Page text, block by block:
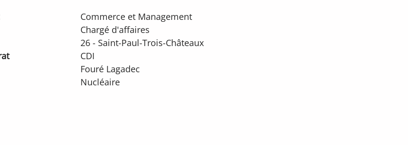
Commerce et Management
Chargé d'affaires
26 - Saint-Paul-Trois-Châteaux
CDI
Fouré Lagadec
Nucléaire